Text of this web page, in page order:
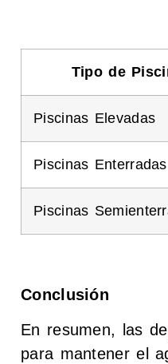
Tipo de
Piscinas Elevadas
Piscinas Enterradas
Piscinas
Conclusión
En resumen, las
para mantener el